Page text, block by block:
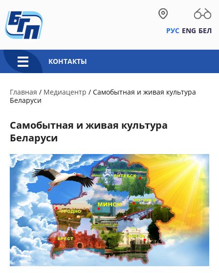
РУС ENG БЕЛ
КОНТАКТЫ
Главная / Медиацентр / Самобытная и живая культура
Беларуси
Самобытная и живая культура
Беларуси